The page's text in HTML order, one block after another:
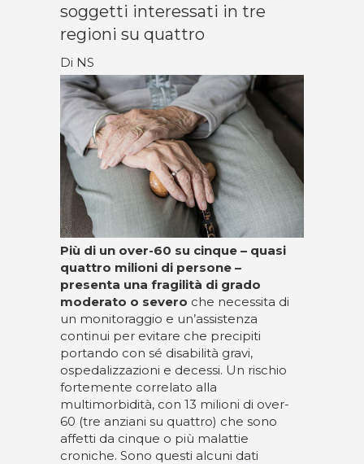
soggetti interessati in tre
regioni su quattro
Di NS
Più di un over-60 su cinque – quasi
quattro milioni di persone –
presenta una fragilità di grado
moderato o severo che necessita di
un monitoraggio e un’assistenza
continui per evitare che precipiti
portando con sé disabilità gravi,
ospedalizzazioni e decessi. Un rischio
fortemente correlato alla
multimorbidità, con 13 milioni di over-
60 (tre anziani su quattro) che sono
affetti da cinque o più malattie
croniche. Sono questi alcuni dati